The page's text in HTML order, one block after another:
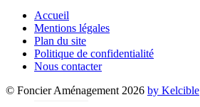
Accueil
Mentions légales
Plan du site
Politique de confidentialité
Nous contacter
© Foncier Aménagement 2026 by Kelcible